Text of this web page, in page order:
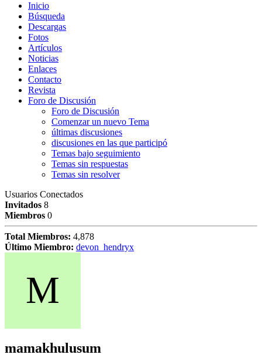
Inicio
Búsqueda
Descargas
Fotos
Artículos
Noticias
Enlaces
Contacto
Revista
Foro de Discusión
Foro de Discusión
Comenzar un nuevo Tema
últimas discusiones
discusiones en las que participó
Temas bajo seguimiento
Temas sin respuestas
Temas sin resolver
Usuarios Conectados
Invitados 8
Miembros 0
Total Miembros: 4,878
Último Miembro: devon_hendryx
M
mamakhulusum